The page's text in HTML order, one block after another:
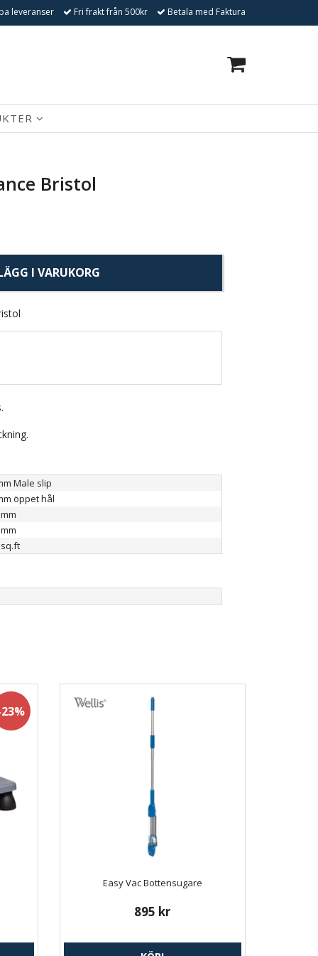
leveranser Fri frakt från 500kr Betala med Faktura
0
Bristol
I VARUKORG
Male slip
öppet hål
Easy Vac Bottensugare
895 kr